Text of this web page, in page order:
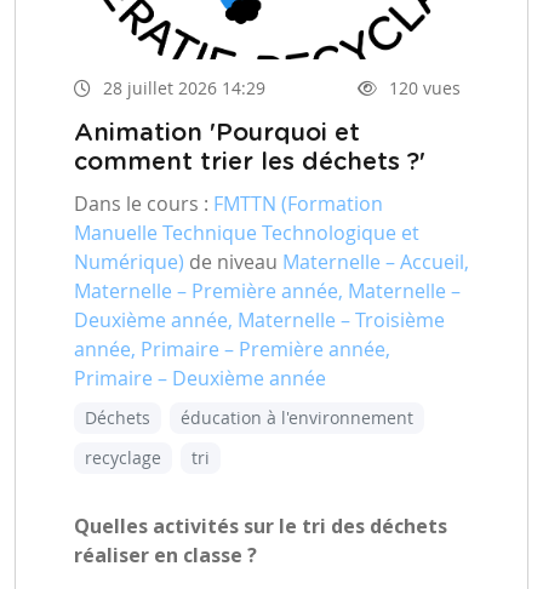
28 juillet 2026 14:29 120 vues
Animation 'Pourquoi et
comment trier les déchets ?'
Dans le cours : FMTTN (Formation
Manuelle Technique Technologique et
Numérique) de niveau Maternelle – Accueil,
Maternelle – Première année, Maternelle –
Deuxième année, Maternelle – Troisième
année, Primaire – Première année,
Primaire – Deuxième année
Déchets
éducation à l'environnement
recyclage
tri
Quelles activités sur le tri des déchets
réaliser en classe ?